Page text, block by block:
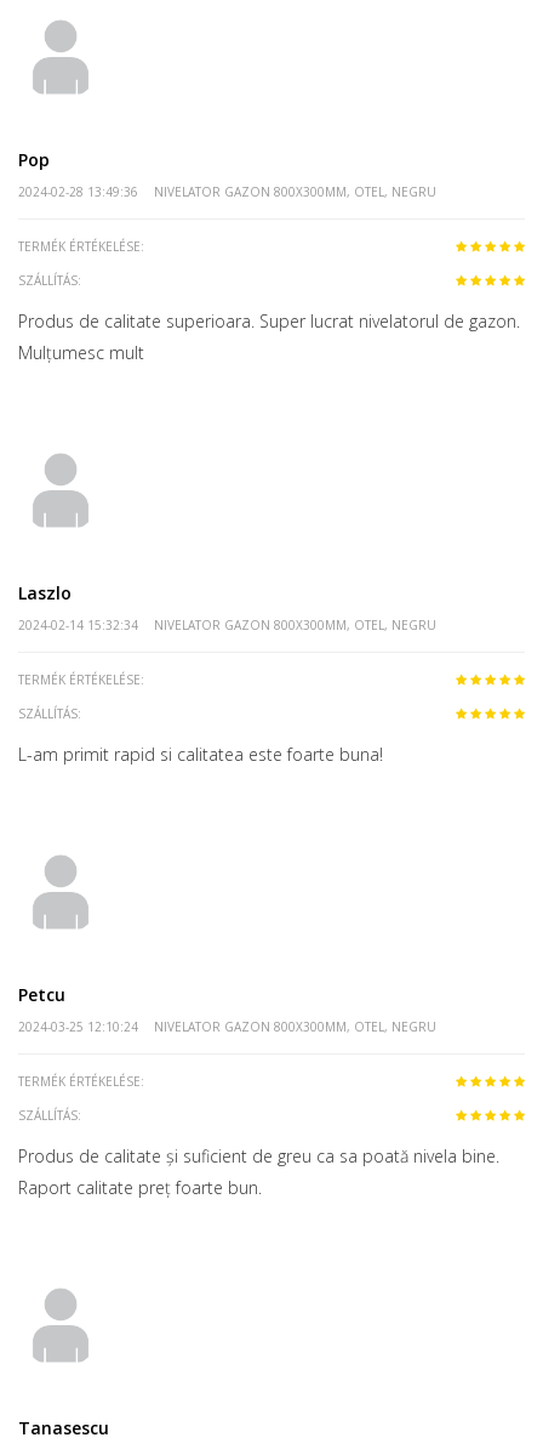
Pop
2024-02-28 13:49:36 NIVELATOR GAZON 800X300MM, OTEL, NEGRU
TERMÉK ÉRTÉKELÉSE:
SZÁLLÍTÁS:
Produs de calitate superioara. Super lucrat nivelatorul de gazon.
Mulțumesc mult
Laszlo
2024-02-14 15:32:34 NIVELATOR GAZON 800X300MM, OTEL, NEGRU
TERMÉK ÉRTÉKELÉSE:
SZÁLLÍTÁS:
L-am primit rapid si calitatea este foarte buna!
Petcu
2024-03-25 12:10:24 NIVELATOR GAZON 800X300MM, OTEL, NEGRU
TERMÉK ÉRTÉKELÉSE:
SZÁLLÍTÁS:
Produs de calitate și suficient de greu ca sa poată nivela bine.
Raport calitate preț foarte bun.
Tanasescu